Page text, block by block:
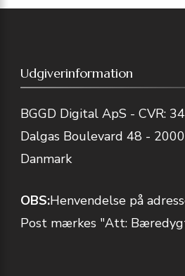
Udgiverinformation
BGGD Digital ApS - CVR:
Dalgas Boulevard 48 -
Danmark
OBS:Henvendelse på
Post mærkes "Att: